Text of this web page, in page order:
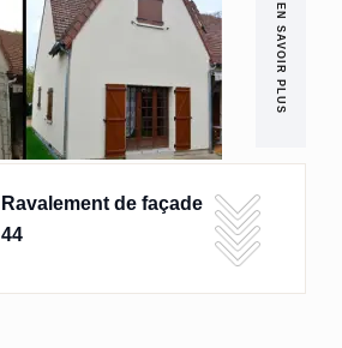
EN SAVOIR PLUS
Ravalement de façade
44